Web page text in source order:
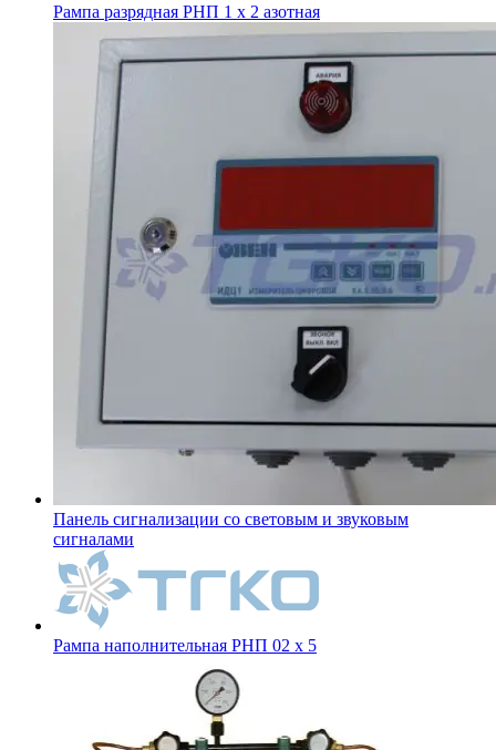
Рампа разрядная РНП 1 х 2 азотная
Панель сигнализации со световым и звуковым
сигналами
Рампа наполнительная РНП 02 х 5